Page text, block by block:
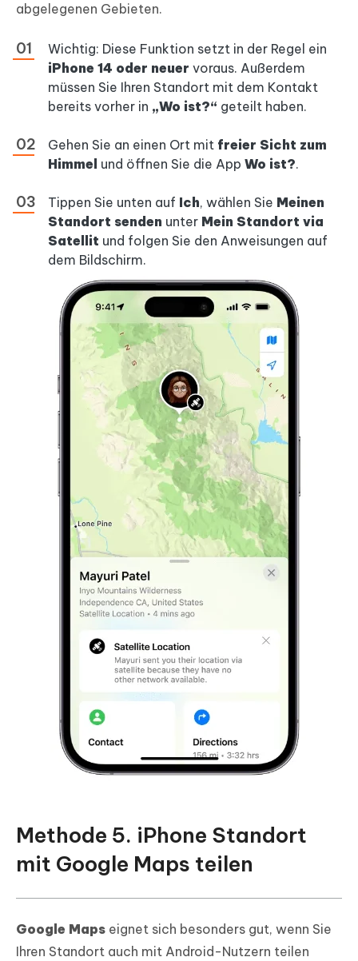
abgelegenen Gebieten.
Wichtig: Diese Funktion setzt in der Regel ein
iPhone 14 oder neuer voraus. Außerdem
müssen Sie Ihren Standort mit dem Kontakt
bereits vorher in „Wo ist?“ geteilt haben.
Gehen Sie an einen Ort mit freier Sicht zum
Himmel und öffnen Sie die App Wo ist?.
Tippen Sie unten auf Ich, wählen Sie Meinen
Standort senden unter Mein Standort via
Satellit und folgen Sie den Anweisungen auf
dem Bildschirm.
Methode 5. iPhone Standort
mit Google Maps teilen
Google Maps eignet sich besonders gut, wenn Sie
Ihren Standort auch mit Android-Nutzern teilen